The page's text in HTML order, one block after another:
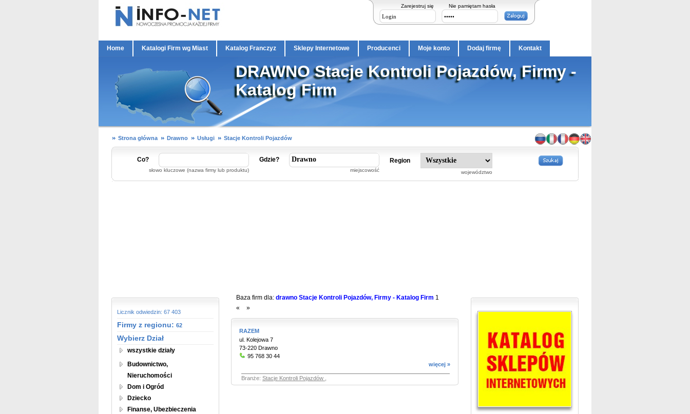
Zarejestruj się Nie pamiętam hasła
Home Katalogi Firm wg Miast Katalog Franczyz Sklepy Internetowe Producenci Moje konto Dodaj firmę Kontakt
DRAWNO Stacje Kontroli Pojazdów, Firmy -
Katalog Firm
Strona główna Drawno Usługi Stacje Kontroli Pojazdów
Co?
słowo kluczowe (nazwa firmy lub produktu)
Gdzie?
miejscowość
Region
województwo
Licznik odwiedzin: 67 403
Firmy z regionu: 62
Wybierz Dział
wszystkie działy
Budownictwo,
Nieruchomości
Dom i Ogród
Dziecko
Finanse, Ubezbieczenia
Baza firm dla: drawno Stacje Kontroli Pojazdów, Firmy - Katalog Firm 1
«
»
RAZEM
ul. Kolejowa 7
73-220 Drawno
95 768 30 44
więcej »
Branże: Stacje Kontroli Pojazdów